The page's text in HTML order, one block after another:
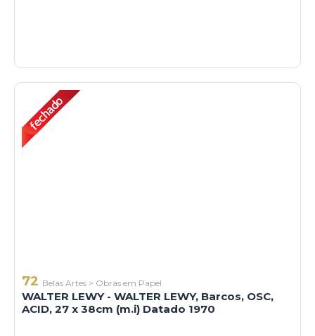
72 Belas Artes > Obras em Papel
WALTER LEWY - WALTER LEWY, Barcos, OSC,
ACID, 27 x 38cm (m.i) Datado 1970